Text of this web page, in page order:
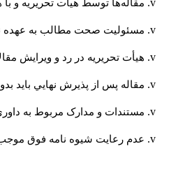
مقاله‌ها توسط هیات تحريريه
مسئوليت صحت مطالب به عهده
هيأت تحريريه در رد و ويرايش
مقاله پس از پذيرش نهايي باید
مستندات و مدارک مربوط به
عدم رعایت شیوه نامه فوق